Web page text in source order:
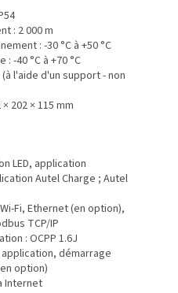
: 2 000 m
: -30 °C à +50 °C
-40 °C à +70 °C
l'aide d'un support - non
202 × 115 mm
LED, application
Autel Charge ; Autel
Fi, Ethernet (en option),
TCP/IP
: OCPP 1.6J
démarrage
option)
Internet